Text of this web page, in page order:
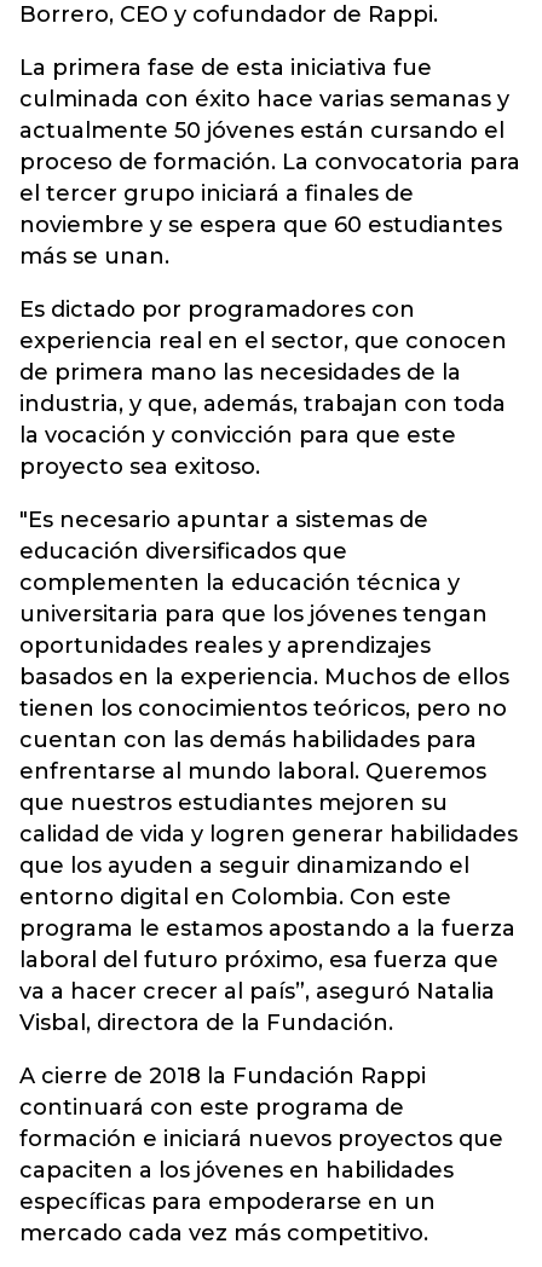
Borrero, CEO y cofundador de Rappi.
La primera fase de esta iniciativa fue
culminada con éxito hace varias semanas y
actualmente 50 jóvenes están cursando el
proceso de formación. La convocatoria para
el tercer grupo iniciará a finales de
noviembre y se espera que 60 estudiantes
más se unan.
Es dictado por programadores con
experiencia real en el sector, que conocen
de primera mano las necesidades de la
industria, y que, además, trabajan con toda
la vocación y convicción para que este
proyecto sea exitoso.
"Es necesario apuntar a sistemas de
educación diversificados que
complementen la educación técnica y
universitaria para que los jóvenes tengan
oportunidades reales y aprendizajes
basados en la experiencia. Muchos de ellos
tienen los conocimientos teóricos, pero no
cuentan con las demás habilidades para
enfrentarse al mundo laboral. Queremos
que nuestros estudiantes mejoren su
calidad de vida y logren generar habilidades
que los ayuden a seguir dinamizando el
entorno digital en Colombia. Con este
programa le estamos apostando a la fuerza
laboral del futuro próximo, esa fuerza que
va a hacer crecer al país”, aseguró Natalia
Visbal, directora de la Fundación.
A cierre de 2018 la Fundación Rappi
continuará con este programa de
formación e iniciará nuevos proyectos que
capaciten a los jóvenes en habilidades
específicas para empoderarse en un
mercado cada vez más competitivo.